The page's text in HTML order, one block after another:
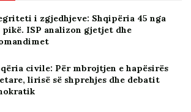
i zgjedhjeve: Shqipëria 45 nga
pikë. ISP analizon gjetjet dhe
civile: Për mbrojtjen e hapësirës
lirisë së shprehjes dhe debatit